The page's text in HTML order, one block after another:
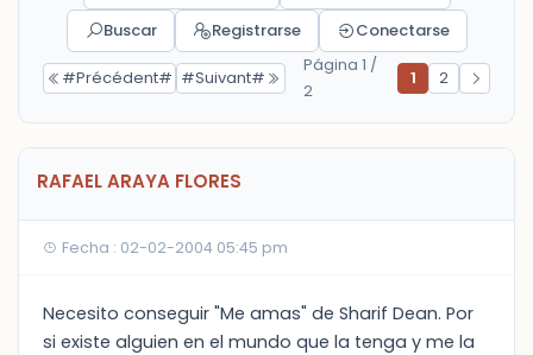
Buscar
Registrarse Conectarse
#Précédent# #Suivant#
Página 1 /
2
1 2
RAFAEL ARAYA FLORES
Fecha : 02-02-2004 05:45 pm
Necesito conseguir "Me amas" de Sharif Dean. Por
si existe alguien en el mundo que la tenga y me la